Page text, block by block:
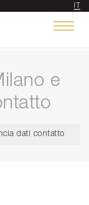
Toggle
e
dati contatto